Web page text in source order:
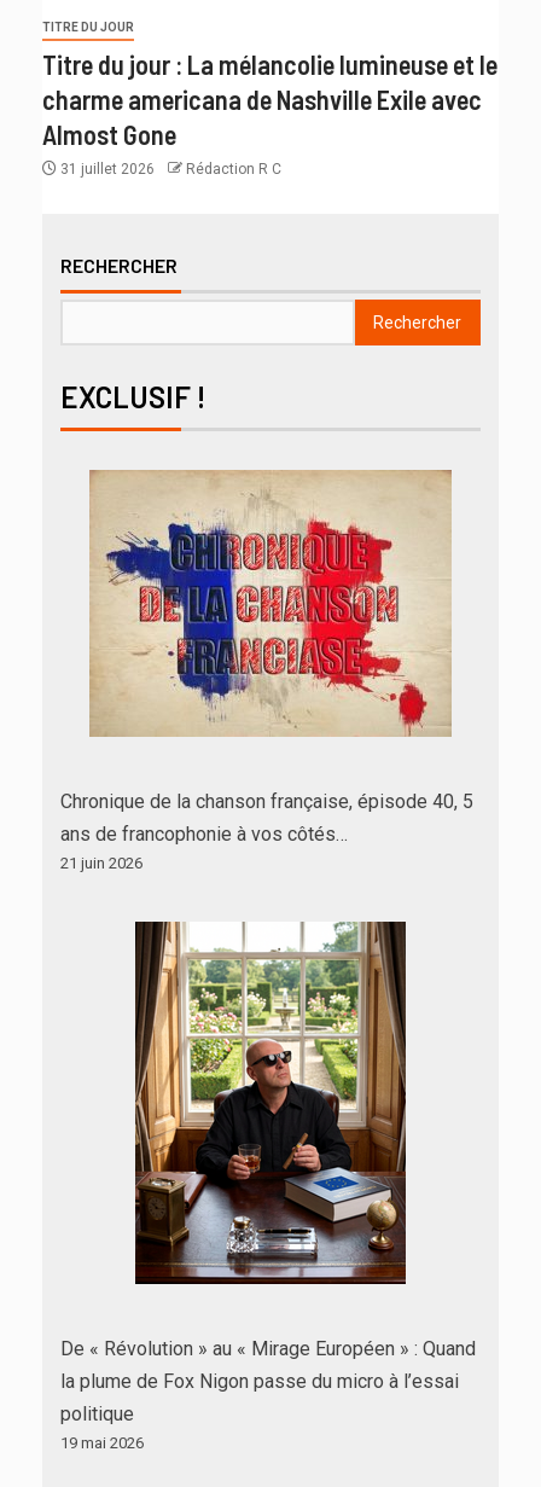
TITRE DU JOUR
Titre du jour : La mélancolie lumineuse et le
charme americana de Nashville Exile avec
Almost Gone
31 juillet 2026 Rédaction R C
RECHERCHER
Rechercher
EXCLUSIF !
Chronique de la chanson française, épisode 40, 5
ans de francophonie à vos côtés…
21 juin 2026
De « Révolution » au « Mirage Européen » : Quand
la plume de Fox Nigon passe du micro à l’essai
politique
19 mai 2026